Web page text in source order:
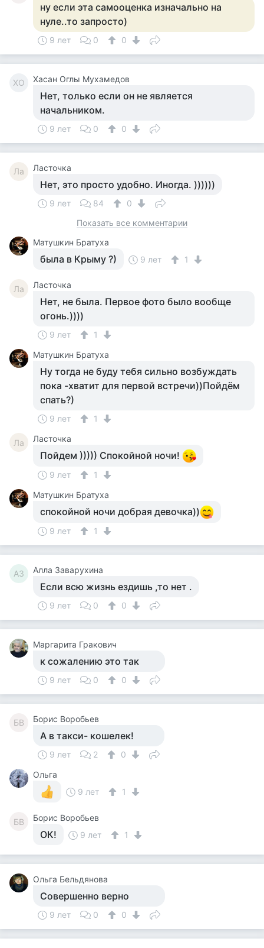
ну если эта самооценка изначально на
нуле..то запросто)
9 лет 0 0
ХО Хасан Оглы Мухамедов
Нет, только если он не является
начальником.
9 лет 0 0
Ла Ласточка
Нет, это просто удобно. Иногда. ))))))
9 лет 84
0
Показать все комментарии
Матушкин Братуха
была в Крыму ?) 9 лет 1
Ла Ласточка
Нет, не была. Первое фото было вообще
огонь.))))
9 лет
1
Матушкин Братуха
Ну тогда не буду тебя сильно возбуждать
пока -хватит для первой встречи))Пойдём
спать?)
9 лет 1
Ла Ласточка
Пойдем ))))) Спокойной ночи!
9 лет
1
Матушкин Братуха
спокойной ночи добрая девочка))
9 лет 1
АЗ Алла Заварухина
Если всю жизнь ездишь ,то нет .
9 лет 0 0
Маргарита Гракович
к сожалению это так
9 лет 0 0
БВ Борис Воробьев
А в такси- кошелек!
9 лет 2
0
Ольга
9 лет
1
БВ Борис Воробьев
ОК! 9 лет 1
Ольга Бельдянова
Совершенно верно
9 лет 0 0